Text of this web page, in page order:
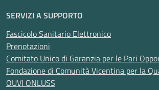
SERVIZI A SUPPORTO
Fascicolo Sanitario Elettronico
Prenotazioni
Comitato Unico di Garanzia per le Pari
Fondazione di Comunità Vicentina per la
OUVI ONLUSS